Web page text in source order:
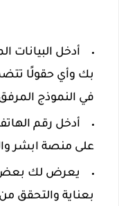
أدخل البيانات
بك وأي حقولًا
في النموذج
أدخل رقم
على منصة ابشر
يعرض لك بعض
بعناية والتحقق